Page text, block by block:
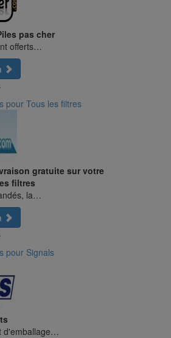
pas cher
offerts…
pour Tous les filtres
gratuite sur votre
filtres
la…
pour Signals
d'emballage…